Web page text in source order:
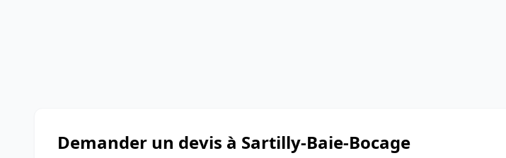
Demander un devis à Sartilly-Baie-Bocage